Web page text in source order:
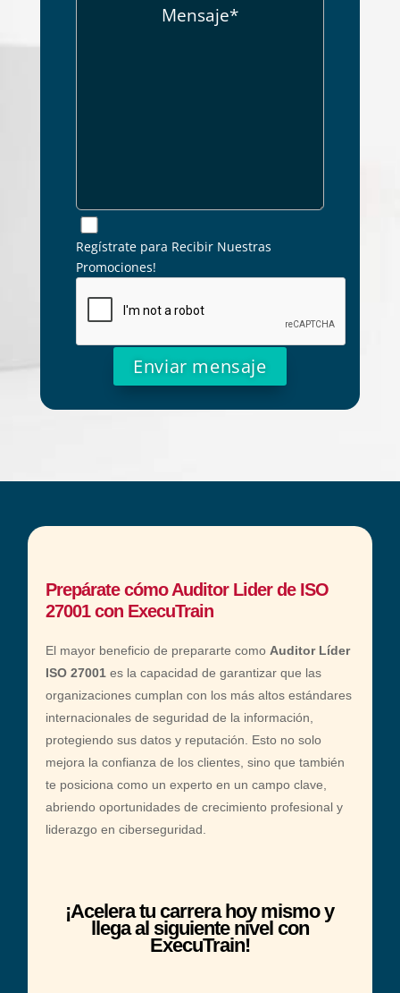
Regístrate para Recibir Nuestras
Promociones!
Prepárate cómo Auditor Lider de ISO
27001 con ExecuTrain
El mayor beneficio de prepararte como Auditor Líder
ISO 27001 es la capacidad de garantizar que las
organizaciones cumplan con los más altos estándares
internacionales de seguridad de la información,
protegiendo sus datos y reputación. Esto no solo
mejora la confianza de los clientes, sino que también
te posiciona como un experto en un campo clave,
abriendo oportunidades de crecimiento profesional y
liderazgo en ciberseguridad.
¡Acelera tu carrera hoy mismo y
llega al siguiente nivel con
ExecuTrain!